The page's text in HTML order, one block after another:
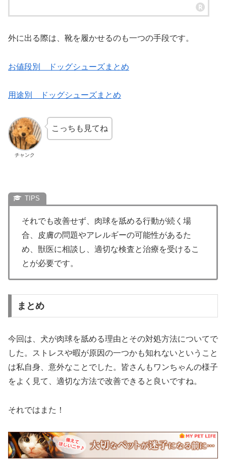
外に出る際は、靴を履かせるのも一つの手段です。
お値段別 ドッグシューズまとめ
用途別 ドッグシューズまとめ
チャンク
こっちも見てね
それでも改善せず、肉球を舐める行動が続く場
合、皮膚の問題やアレルギーの可能性があるた
め、獣医に相談し、適切な検査と治療を受けるこ
とが必要です。
まとめ
今回は、犬が肉球を舐める理由とその対処方法についてで
した。ストレスや暇が原因の一つかも知れないということ
は私自身、意外なことでした。皆さんもワンちゃんの様子
をよく見て、適切な方法で改善できると良いですね。
それではまた！